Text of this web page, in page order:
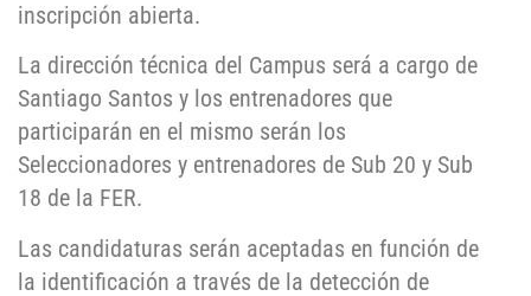
inscripción abierta.
La dirección técnica del Campus será a cargo de
Santiago Santos y los entrenadores que
participarán en el mismo serán los
Seleccionadores y entrenadores de Sub 20 y Sub
18 de la FER.
Las candidaturas serán aceptadas en función de
la identificación a través de la detección de